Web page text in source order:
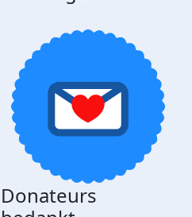
Donateurs